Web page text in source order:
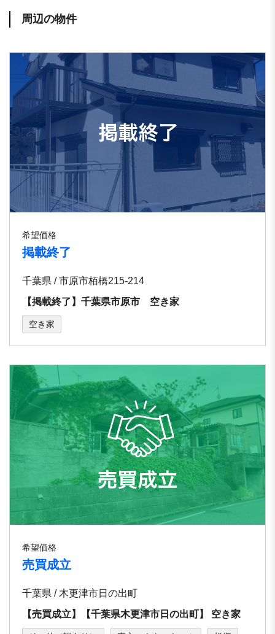
周辺の物件
希望価格
掲載終了
千葉県 / 市原市栢橋215-214
【掲載終了】千葉県市原市 空き家
空き家
希望価格
売買成立
千葉県 / 木更津市日の出町
【売買成立】【千葉県⽊更津市⽇の出町】 空き家